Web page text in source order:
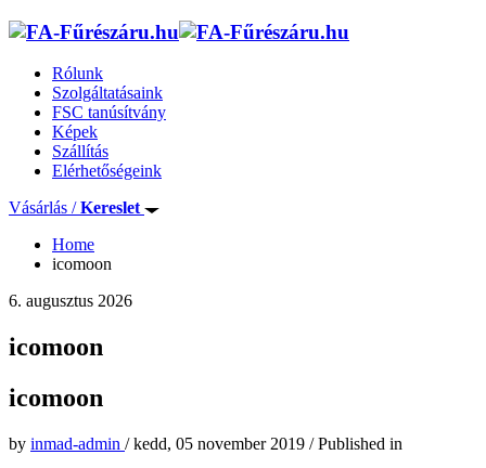
Rólunk
Szolgáltatásaink
FSC tanúsítvány
Képek
Szállítás
Elérhetőségeink
Vásárlás /Kereslet
Home
icomoon
6. augusztus 2026
icomoon
icomoon
by inmad-admin /kedd, 05 november 2019 /Published in